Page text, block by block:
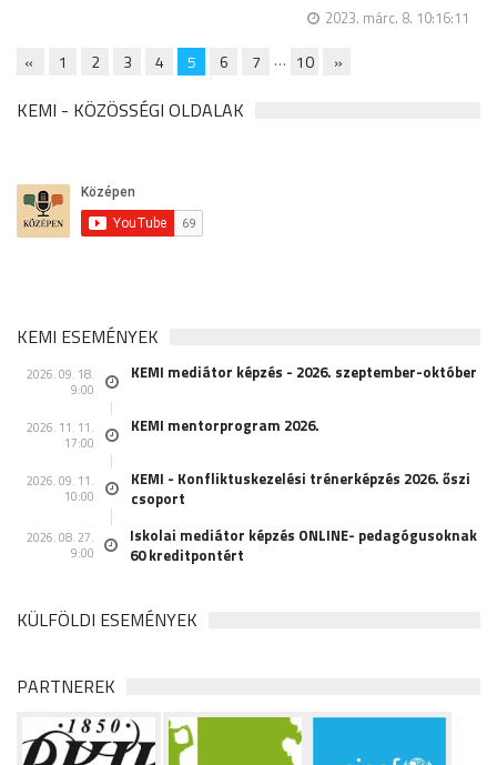
2023. márc. 8. 10:16:11
« 1 2 3 4 5 6 7 … 10 »
KEMI - KÖZÖSSÉGI OLDALAK
KEMI ESEMÉNYEK
2026. 09. 18.
9:00
KEMI mediátor képzés - 2026. szeptember-október
2026. 11. 11.
17:00
KEMI mentorprogram 2026.
2026. 09. 11.
10:00
KEMI - Konfliktuskezelési trénerképzés 2026. őszi
csoport
2026. 08. 27.
9:00
Iskolai mediátor képzés ONLINE- pedagógusoknak
60 kreditpontért
KÜLFÖLDI ESEMÉNYEK
PARTNEREK